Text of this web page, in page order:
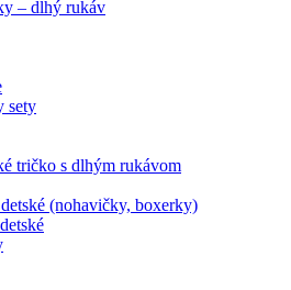
– dlhý rukáv
sety
tričko s dlhým rukávom
(nohavičky, boxerky)